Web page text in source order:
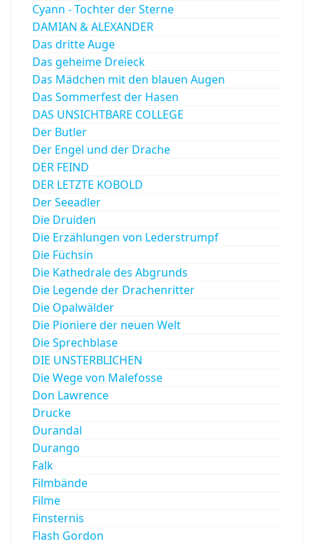
Cyann - Tochter der Sterne
DAMIAN & ALEXANDER
Das dritte Auge
Das geheime Dreieck
Das Mädchen mit den blauen Augen
Das Sommerfest der Hasen
DAS UNSICHTBARE COLLEGE
Der Butler
Der Engel und der Drache
DER FEIND
DER LETZTE KOBOLD
Der Seeadler
Die Druiden
Die Erzählungen von Lederstrumpf
Die Füchsin
Die Kathedrale des Abgrunds
Die Legende der Drachenritter
Die Opalwälder
Die Pioniere der neuen Welt
Die Sprechblase
DIE UNSTERBLICHEN
Die Wege von Malefosse
Don Lawrence
Drucke
Durandal
Durango
Falk
Filmbände
Filme
Finsternis
Flash Gordon